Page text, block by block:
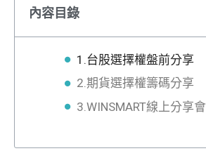
內容目錄
1.台股選擇權盤前分享
2.期貨選擇權籌碼分享
3.WINSMART線上分享會